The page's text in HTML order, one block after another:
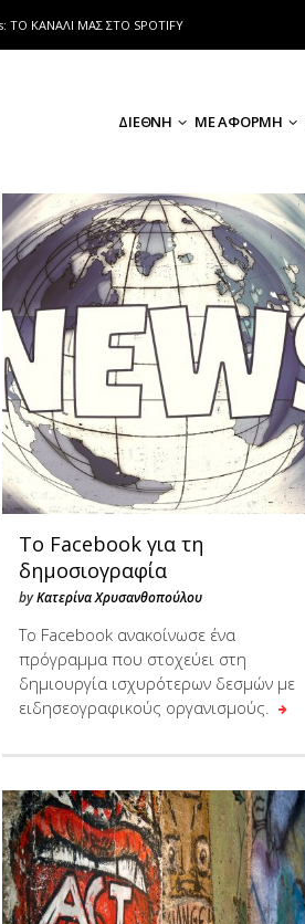
TO ΚΑΝΑΛΙ ΜΑΣ ΣΤΟ SPOTIFY
ΔΙΕΘΝΗ ΜΕ ΑΦΟΡΜΗ
Το Facebook για τη
δημοσιογραφία
byΚατερίνα Χρυσανθοπούλου
Το Facebook ανακοίνωσε ένα
πρόγραμμα που στοχεύει στη
δημιουργία ισχυρότερων δεσμών με
ειδησεογραφικούς οργανισμούς.